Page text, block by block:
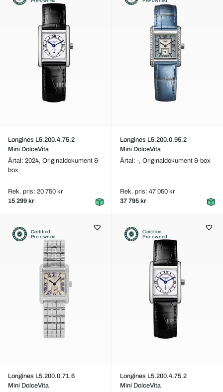
Longines L5.200.4.75.2
Mini DolceVita
Årtal: 2024, Originaldokument &
box
Rek. pris: 20 750 kr
15 299 kr
Longines L5.200.0.95.2
Mini DolceVita
Årtal: -, Originaldokument & box
Rek. pris: 47 050 kr
37 795 kr
Certified
Pre-owned
Longines L5.200.0.71.6
Mini DolceVita
Certified
Pre-owned
Longines L5.200.4.75.2
Mini DolceVita